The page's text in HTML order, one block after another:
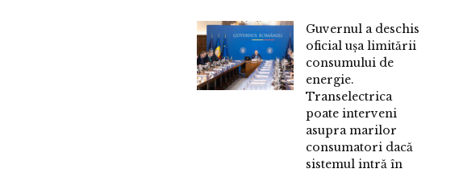
Guvernul a deschis
oficial ușa limitării
consumului de
energie.
Transelectrica
poate interveni
asupra marilor
consumatori dacă
sistemul intră în